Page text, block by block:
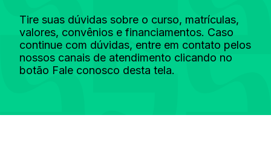
Tire suas dúvidas sobre o curso, matrículas,
valores, convênios e financiamentos. Caso
continue com dúvidas, entre em contato pelos
nossos canais de atendimento clicando no
botão Fale conosco desta tela.